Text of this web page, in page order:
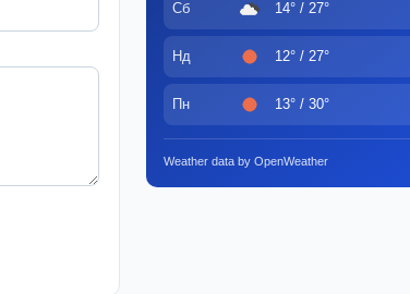
Сб 14° / 27°
Нд 12° / 27°
Пн 13° / 30°
Weather data by OpenWeather